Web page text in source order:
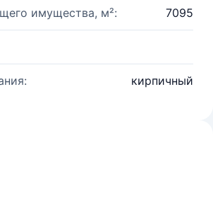
имущества, м²: 7095
кирпичный